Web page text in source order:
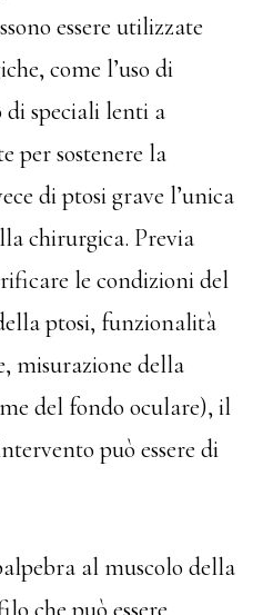
essere utilizzate
come l’uso di
di speciali lenti a
per sostenere la
di ptosi grave l’unica
chirurgica. Previa
le condizioni del
ptosi, funzionalità
misurazione della
del fondo oculare), il
può essere di
al muscolo della